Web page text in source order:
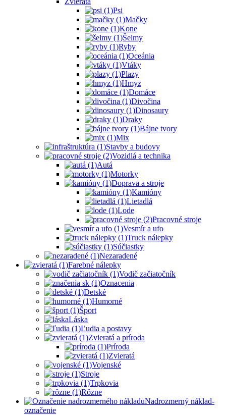
Psi
Mačky
Kone
Šelmy
Ryby
Oceánia
Vtáky
Plazy
Hmyz
Domáce
Divočina
Dinosaury
Draky
Bájne tvory
Mix
Stavby a budovy
Vozidlá a technika
Autá
Motorky
Doprava a stroje
Kamióny
Lietadlá
Lode
Pracovné stroje
Vesmír a ufo
Truck nálepky
Súčiastky
Nezaradené
Farebné nálepky
Vodič začiatočník
Oznacenia
Detské
Humorné
Šport
Láska
Ľudia a postavy
Zvieratá a príroda
Príroda
Zvieratá
Vojenské
Stroje
Trpkovia
Rôzne
Nadrozmerný náklad-
označenie